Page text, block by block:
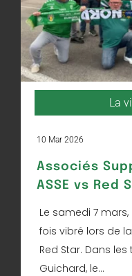
La
10 Mar 2026
Associés
ASSE vs Red
Le samedi 7
fois vibré lors de la
Red Star. Dans
Guichard, le...